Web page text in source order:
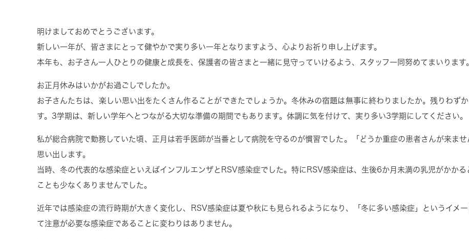
明けましておめでとうございます。
新しい一年が、皆さまにとって健やかで実り多い一年となりますよう、心よりお祈り申し上げます。
本年も、お子さん一人ひとりの健康と成長を、保護者の皆さまと一緒に見守っていけるよう、スタッフ一同努めてまいります
お正月休みはいかがお過ごしでしたか。
お子さんたちは、楽しい思い出をたくさん作ることができたでしょうか。冬休みの宿題は無事に終わりましたか。残りわず
す。 3学期は、新しい学年へとつながる大切な準備の期間でもあります。体調に気を付けて、実り多い3学期にしてください。
私が総合病院で勤務していた頃、正月は若手医師が当番として病院を守るのが慣習でした。「どうか重症の患者さんが来ま
思い出します。
当時、冬の代表的な感染症といえばインフルエンザと RSV感染症でした。特に RSV感染症は、生後6か月未満の乳児がかか
ことも少なくありませんでした。
近年では感染症の流行時期が大きく変化し、 RSV感染症は夏や秋にも見られるようになり、「冬に多い感染症」というイメ
て注意が必要な感染症であることに変わりはありません。